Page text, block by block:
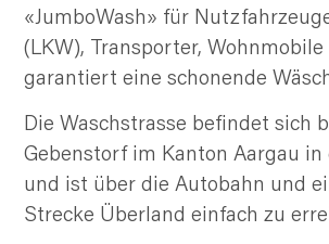
«JumboWash» für
(LKW), Transporter,
garantiert eine schonende
Die Waschstrasse befindet sich
Gebenstorf im Kanton Aargau in
und ist über die Autobahn und
Strecke Überland einfach zu